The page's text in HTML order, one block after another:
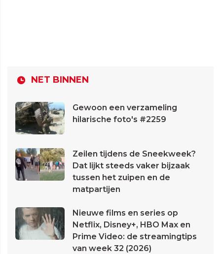
NET BINNEN
Gewoon een verzameling
hilarische foto's #2259
Zeilen tijdens de Sneekweek?
Dat lijkt steeds vaker bijzaak
tussen het zuipen en de
matpartijen
Nieuwe films en series op
Netflix, Disney+, HBO Max en
Prime Video: de streamingtips
van week 32 (2026)